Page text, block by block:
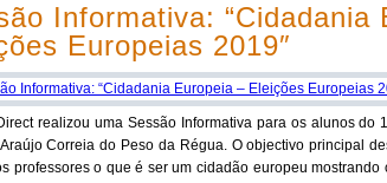
Informativa: “Cidadania
Europeias 2019″
realizou uma Sessão Informativa para os alunos do
Correia do Peso da Régua. O objectivo principal
professores o que é ser um cidadão europeu